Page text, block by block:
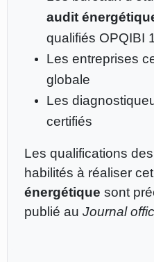
audit
qualifiés OPQIBI
Les entreprises
globale
Les
certifiés
Les qualifications
habilités à réaliser cet
énergétique sont
publié au Journal